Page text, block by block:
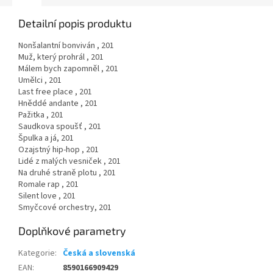
Detailní popis produktu
Nonšalantní bonviván , 201
Muž, který prohrál , 201
Málem bych zapomněl , 201
Umělci , 201
Last free place , 201
Hněddé andante , 201
Pažitka , 201
Saudkova spoušť , 201
Špulka a já, 201
Ozajstný hip-hop , 201
Lidé z malých vesniček , 201
Na druhé straně plotu , 201
Romale rap , 201
Silent love , 201
Smyčcové orchestry, 201
Doplňkové parametry
Kategorie: Česká a slovenská
EAN: 8590166909429